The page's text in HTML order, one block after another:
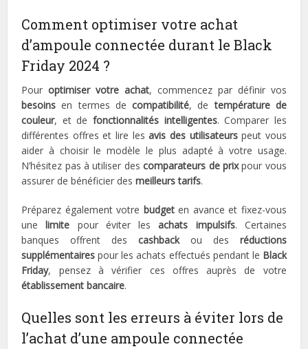
Comment optimiser votre achat
d’ampoule connectée durant le Black
Friday 2024 ?
Pouroptimiser votre achat, commencez par définir vos
besoins en termes decompatibilité, detempérature de
couleur, et de fonctionnalités intelligentes. Comparer les
différentes offres et lire lesavis des utilisateurspeut vous
aider à choisir le modèle le plus adapté à votre usage.
N’hésitez pas à utiliser descomparateurs de prixpour vous
assurer de bénéficier desmeilleurs tarifs.
Préparez également votre budgeten avance et fixez-vous
une limite pour éviter lesachats impulsifs. Certaines
banques offrent des cashbackou des réductions
supplémentaires pour les achats effectués pendant le Black
Friday, pensez à vérifier ces offres auprès de votre
établissement bancaire.
Quelles sont les erreurs à éviter lors de
l’achat d’une ampoule connectée